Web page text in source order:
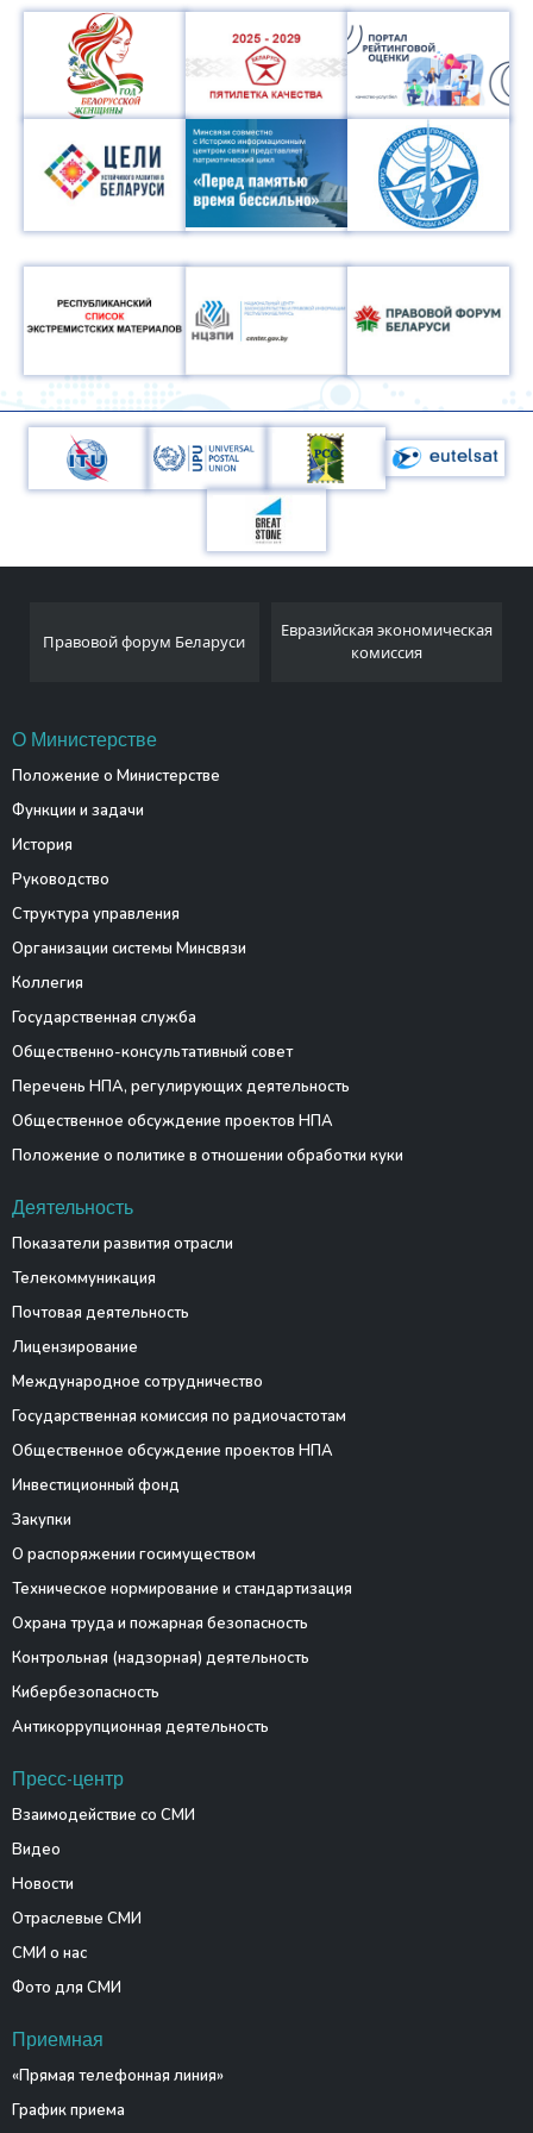
Правовой форум Беларуси
Евразийская экономическая
комиссия
О Министерстве
Положение о Министерстве
Функции и задачи
История
Руководство
Структура управления
Организации системы Минсвязи
Коллегия
Государственная служба
Общественно-консультативный совет
Перечень НПА, регулирующих деятельность
Общественное обсуждение проектов НПА
Положение о политике в отношении обработки куки
Деятельность
Показатели развития отрасли
Телекоммуникация
Почтовая деятельность
Лицензирование
Международное сотрудничество
Государственная комиссия по радиочастотам
Общественное обсуждение проектов НПА
Инвестиционный фонд
Закупки
О распоряжении госимуществом
Техническое нормирование и стандартизация
Охрана труда и пожарная безопасность
Контрольная (надзорная) деятельность
Кибербезопасность
Антикоррупционная деятельность
Пресс-центр
Взаимодействие со СМИ
Видео
Новости
Отраслевые СМИ
СМИ о нас
Фото для СМИ
Приемная
«Прямая телефонная линия»
График приема